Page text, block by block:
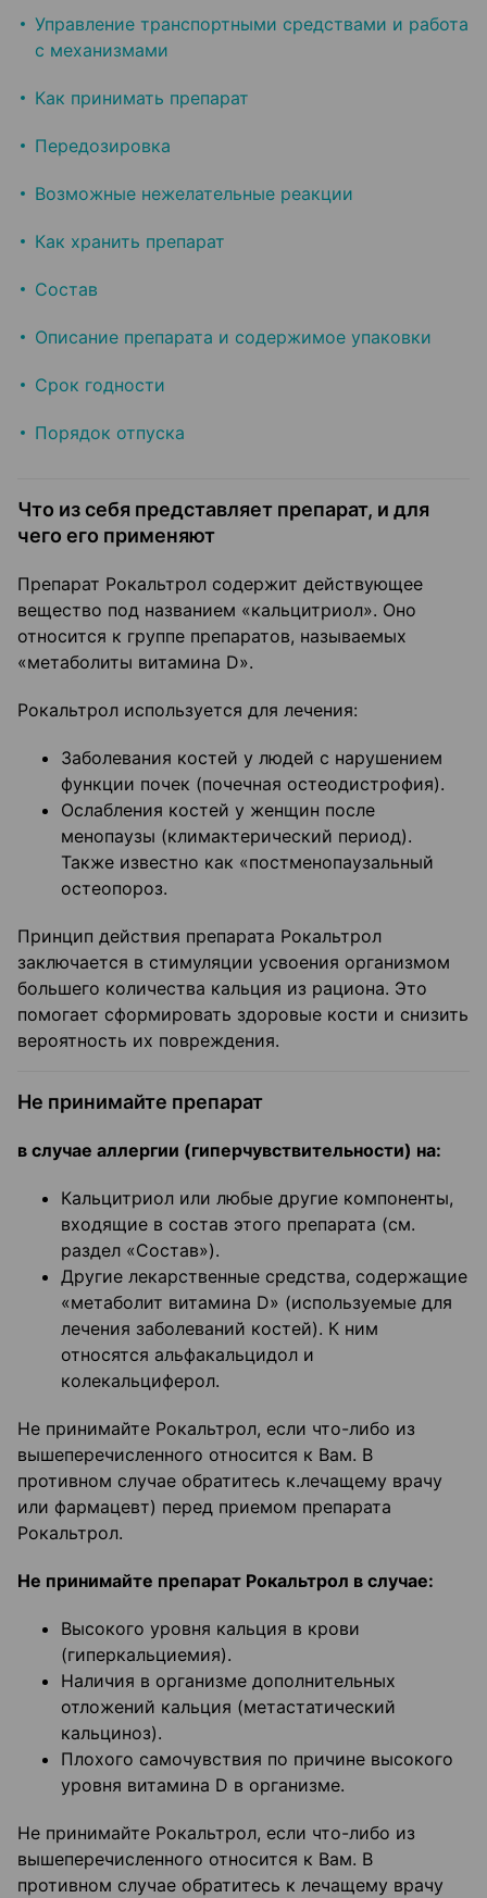
Управление транспортными средствами и работа
с механизмами
Как принимать препарат
Передозировка
Возможные нежелательные реакции
Как хранить препарат
Состав
Описание препарата и содержимое упаковки
Срок годности
Порядок отпуска
Что из себя представляет препарат, и для
чего его применяют
Препарат Рокальтрол содержит действующее
вещество под названием «кальцитриол». Оно
относится к группе препаратов, называемых
«метаболиты витамина D».
Рокальтрол используется для лечения:
Заболевания костей у людей с нарушением
функции почек (почечная остеодистрофия).
Ослабления костей у женщин после
менопаузы (климактерический период).
Также известно как «постменопаузальный
остеопороз.
Принцип действия препарата Рокальтрол
заключается в стимуляции усвоения организмом
большего количества кальция из рациона. Это
помогает сформировать здоровые кости и снизить
вероятность их повреждения.
Не принимайте препарат
в случае аллергии (гиперчувствительности) на:
Кальцитриол или любые другие компоненты,
входящие в состав этого препарата (см.
раздел «Состав»).
Другие лекарственные средства, содержащие
«метаболит витамина D» (используемые для
лечения заболеваний костей). К ним
относятся альфакальцидол и
колекальциферол.
Не принимайте Рокальтрол, если что-либо из
вышеперечисленного относится к Вам. В
противном случае обратитесь к.лечащему врачу
или фармацевт) перед приемом препарата
Рокальтрол.
Не принимайте препарат Рокальтрол в случае:
Высокого уровня кальция в крови
(гиперкальциемия).
Наличия в организме дополнительных
отложений кальция (метастатический
кальциноз).
Плохого самочувствия по причине высокого
уровня витамина D в организме.
Не принимайте Рокальтрол, если что-либо из
вышеперечисленного относится к Вам. В
противном случае обратитесь к лечащему врачу